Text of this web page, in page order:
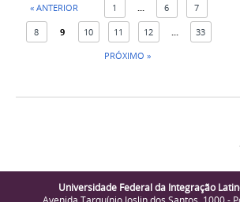
« ANTERIOR 1 6 7
8 9 10 11 12
33
PRÓXIMO »
Universidade Federal da Integração